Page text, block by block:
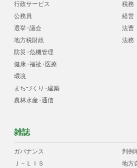
行政サービス
公務員
選挙・議会
地方税財政
防災・危機管理
健康・福祉・医療
環境
まちづくり ・建築
農林水産・通信
税務
経営
法曹
法務
雑誌
ガバナンス
Ｊ－ＬＩＳ
判例
地方